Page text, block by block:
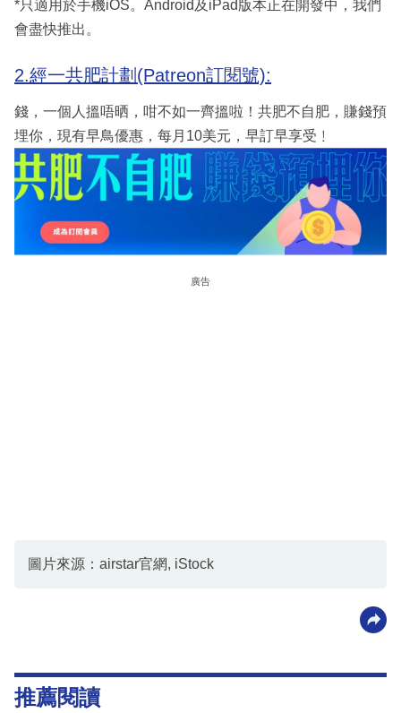
*只適用於手機iOS。Android及iPad版本正在開發中，我們
會盡快推出。
2.經一共肥計劃(Patreon訂閱號):
錢，一個人搵唔晒，咁不如一齊搵啦！共肥不自肥，賺錢預
埋你，現有早鳥優惠，每月10美元，早訂早享受﹗
廣告
圖片來源：airstar官網, iStock
推薦閱讀